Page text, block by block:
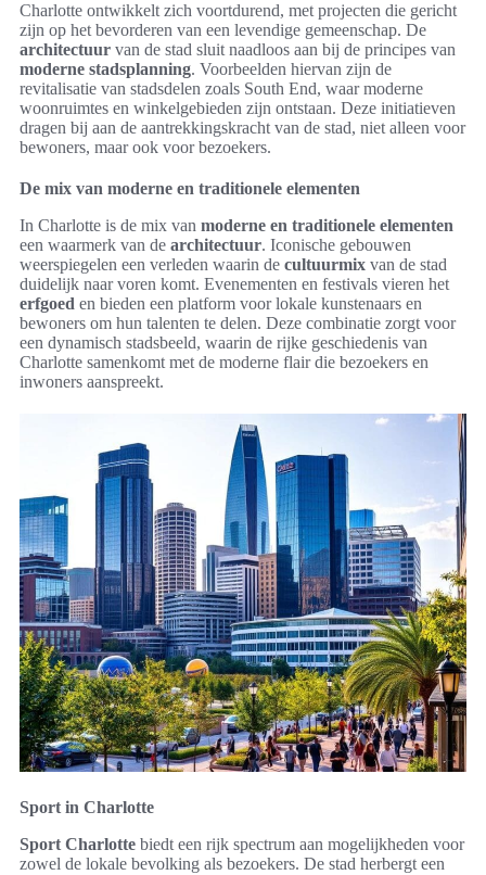
Charlotte ontwikkelt zich voortdurend, met projecten die gericht
zijn op het bevorderen van een levendige gemeenschap. De
architectuur van de stad sluit naadloos aan bij de principes van
moderne stadsplanning. Voorbeelden hiervan zijn de
revitalisatie van stadsdelen zoals South End, waar moderne
woonruimtes en winkelgebieden zijn ontstaan. Deze initiatieven
dragen bij aan de aantrekkingskracht van de stad, niet alleen voor
bewoners, maar ook voor bezoekers.
De mix van moderne en traditionele elementen
In Charlotte is de mix van moderne en traditionele elementen
een waarmerk van de architectuur. Iconische gebouwen
weerspiegelen een verleden waarin de cultuurmix van de stad
duidelijk naar voren komt. Evenementen en festivals vieren het
erfgoed en bieden een platform voor lokale kunstenaars en
bewoners om hun talenten te delen. Deze combinatie zorgt voor
een dynamisch stadsbeeld, waarin de rijke geschiedenis van
Charlotte samenkomt met de moderne flair die bezoekers en
inwoners aanspreekt.
Sport in Charlotte
Sport Charlotte biedt een rijk spectrum aan mogelijkheden voor
zowel de lokale bevolking als bezoekers. De stad herbergt een